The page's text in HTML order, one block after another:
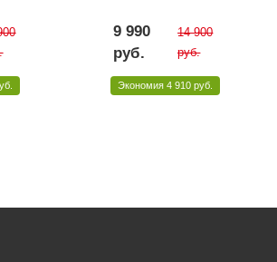
9 990
руб.
14 900
руб.
Экономия 4 910 руб.